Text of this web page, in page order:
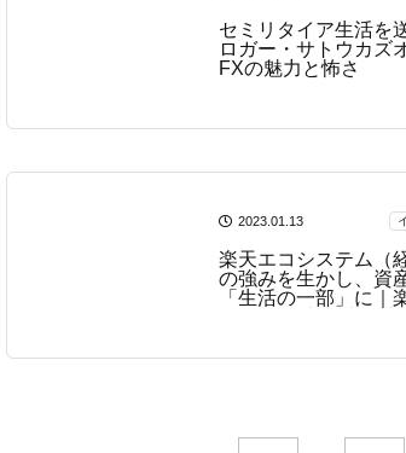
セミリタイア生活を
ロガー・サトウカズ
FXの魅力と怖さ
2023.01.13
楽天エコシステム（
の強みを生かし、資
「生活の一部」に｜